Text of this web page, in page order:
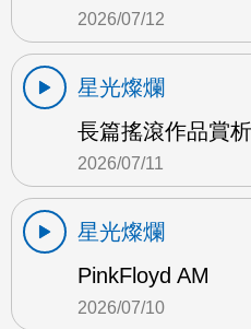
2026/07/12
星光燦爛
長篇搖滾作品賞
2026/07/11
星光燦爛
PinkFloyd AM
2026/07/10